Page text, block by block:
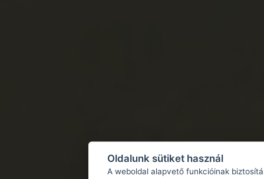
Oldalunk sütiket használ
A weboldal alapvető funkcióinak